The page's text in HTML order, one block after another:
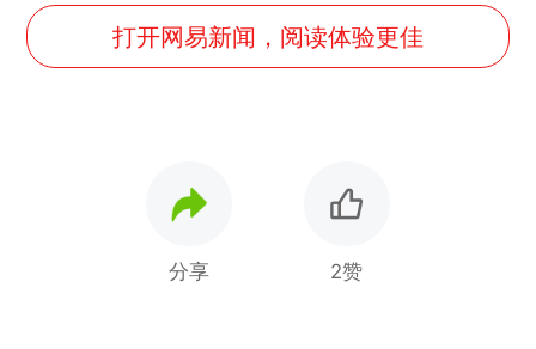
打开网易新闻，阅读体验更佳
分享 2赞